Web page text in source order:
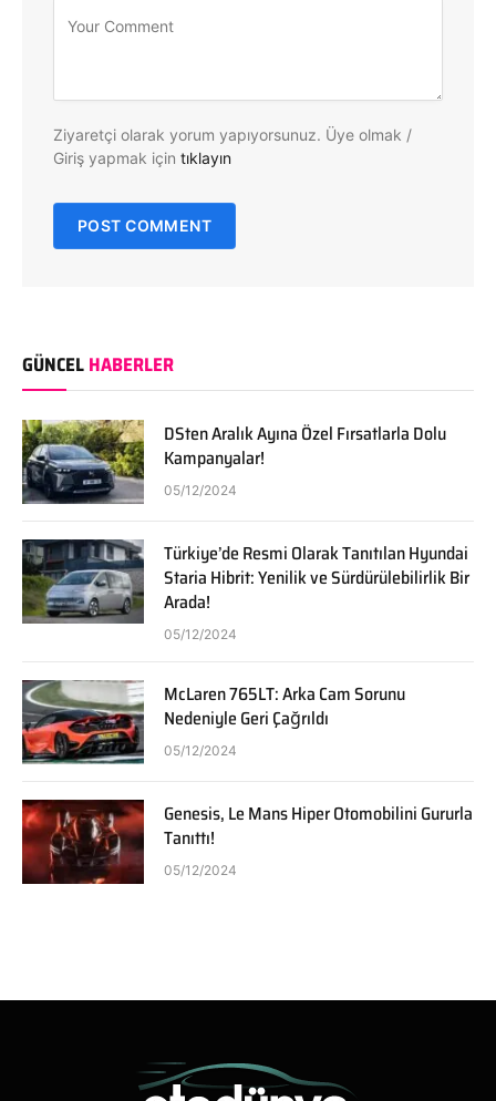
Ziyaretçi olarak yorum yapıyorsunuz. Üye olmak /
Giriş yapmak için tıklayın
GÜNCELHABERLER
DSten Aralık Ayına Özel Fırsatlarla Dolu
Kampanyalar!
05/12/2024
Türkiye’de Resmi Olarak Tanıtılan Hyundai
Staria Hibrit: Yenilik ve Sürdürülebilirlik Bir
Arada!
05/12/2024
McLaren 765LT: Arka Cam Sorunu
Nedeniyle Geri Çağrıldı
05/12/2024
Genesis, Le Mans Hiper Otomobilini Gururla
Tanıttı!
05/12/2024